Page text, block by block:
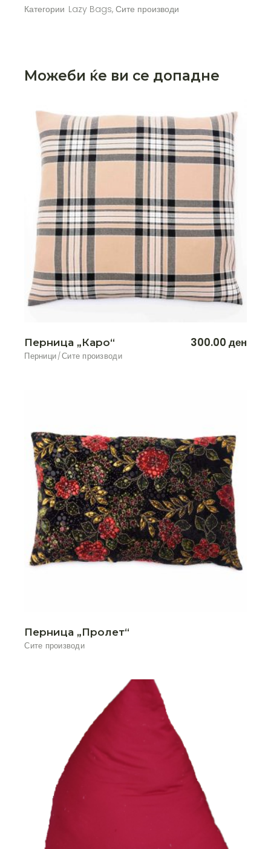
Категории Lazy Bags,Сите производи
Можеби ќе ви се допадне
Перница „Каро“
Перници Сите производи
300.00 ден
Перница „Пролет“
Сите производи